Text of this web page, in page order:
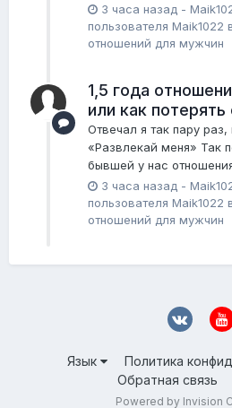
3 часа назад -
пользователя Maik1022
отношений для мужчин
1,5 года
или как
Отвечал я так пару
«Развлекай меня» Так
бывшей у нас
3 часа назад -
пользователя Maik1022
отношений для мужчин
Язык
Политика
Обратная связь
Powered by Invision